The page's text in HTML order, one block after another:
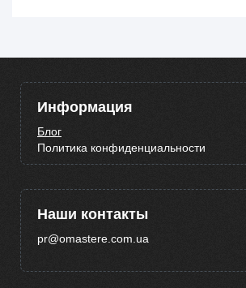
Информация
Блог
Политика конфиденциальности
Наши контакты
pr@omastere.com.ua